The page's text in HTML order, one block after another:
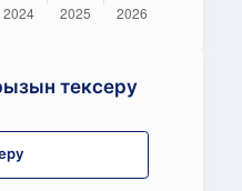
тексеру